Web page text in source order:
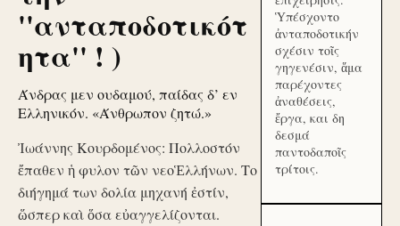
''ανταποδοτικότ
ητα'' ! )
Άνδρας μεν ουδαμού, παίδας δ’ εν
Ελληνικόν. «Άνθρωπον ζητώ.»
Ἰωάννης Κουρδομένος: Πολλοστόν
ἔπαθεν ἡ φυλον τῶν νεοἙλλήνων. Το
διήγημά των δολία μηχανή ἐστίν,
ὥσπερ καὶ ὅσα εὐαγγελίζονται.
Ὑπέσχοντο
ἀνταποδοτικήν
σχέσιν τοῖς
γηγενέσιν, ἅμα
παρέχοντες
ἀναθέσεις,
ἔργα, και δη
δεσμά
παντοδαποῖς
τρίτοις.